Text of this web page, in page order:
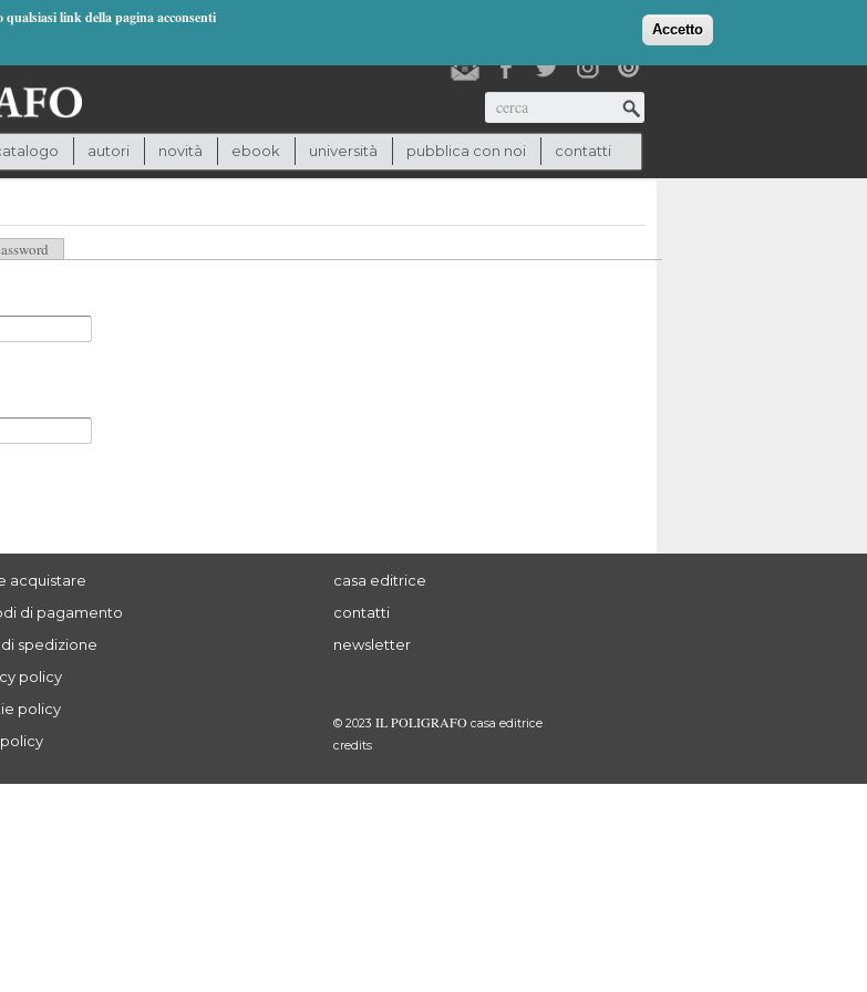
qualsiasi link della pagina acconsenti
Accetto
(0)
Cerca
autori novità ebook università pubblica con noi contatti
acquistare
di pagamento
spedizione
policy
policy
casa editrice
contatti
newsletter
© 2023 IL POLIGRAFO casa editrice
credits